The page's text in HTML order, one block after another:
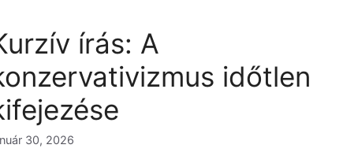
írás: A
időtlen
30, 2026